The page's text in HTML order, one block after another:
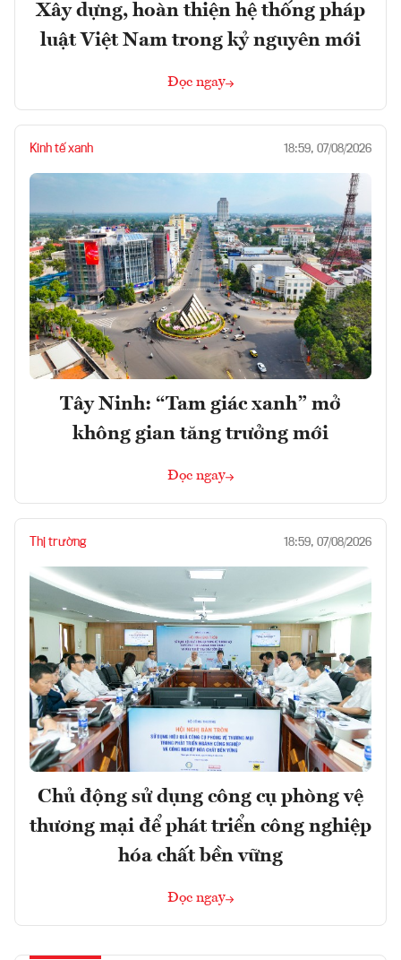
Xây dựng, hoàn thiện hệ thống pháp
luật Việt Nam trong kỷ nguyên mới
Đọc ngay
Kinh tế xanh 18:59, 07/08/2026
Tây Ninh: “Tam giác xanh” mở
không gian tăng trưởng mới
Đọc ngay
Thị trường 18:59, 07/08/2026
Chủ động sử dụng công cụ phòng vệ
thương mại để phát triển công nghiệp
hóa chất bền vững
Đọc ngay